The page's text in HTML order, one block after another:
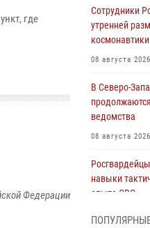
где
Федерации
Сотрудники
утренней
08 августа
В Северо-
ведомства
08 августа
навыки
опыта СВО